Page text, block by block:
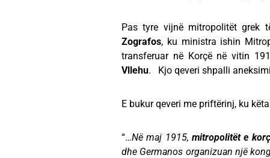
Pas tyre vijnë mitropolitët grek
Zografos, ku ministra ishin
transferuar në Korçë në vitin
Vllehu. Kjo qeveri shpalli
E bukur qeveri me priftërinj, ku
“…Në maj 1915,mitropolitët e
dhe Germanos organizuan një